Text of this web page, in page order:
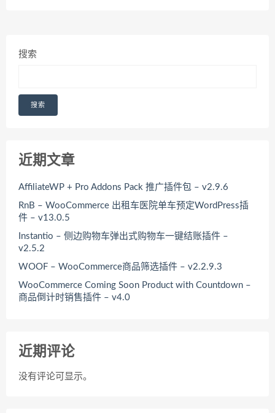
搜索
搜索
近期文章
AffiliateWP + Pro Addons Pack 推广插件包 – v2.9.6
RnB – WooCommerce 出租车医院单车预定WordPress插
件 – v13.0.5
Instantio – 侧边购物车弹出式购物车一键结账插件 –
v2.5.2
WOOF – WooCommerce商品筛选插件 – v2.2.9.3
WooCommerce Coming Soon Product with Countdown –
商品倒计时销售插件 – v4.0
近期评论
没有评论可显示。